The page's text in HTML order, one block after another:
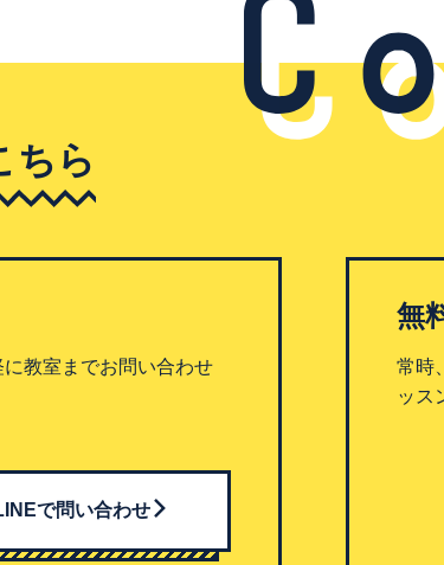
ちら
教室までお問い合わせ
で問い合わせ
無
常時
ッス